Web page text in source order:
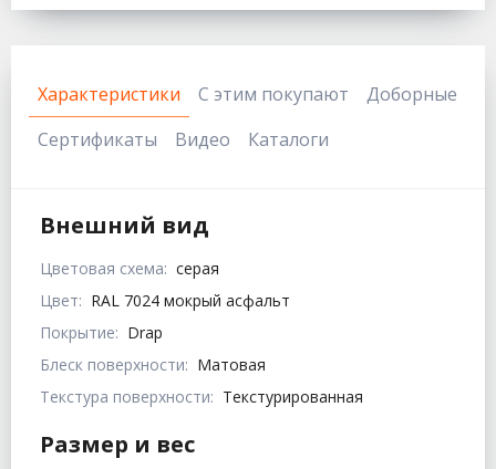
Характеристики С этим покупают
Доборные
Сертификаты
Видео Каталоги
Внешний вид
Цветовая схема: серая
Цвет: RAL 7024 мокрый асфальт
Покрытие: Drap
Блеск поверхности: Матовая
Текстура поверхности: Текстурированная
Размер и вес